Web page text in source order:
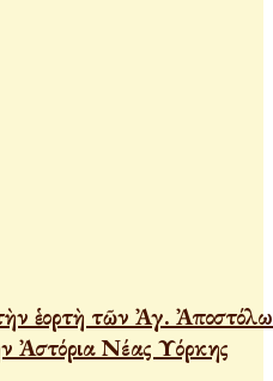
ἑορτὴ τῶν Ἀγ.
Ἀστόρια Νέας Υόρκης